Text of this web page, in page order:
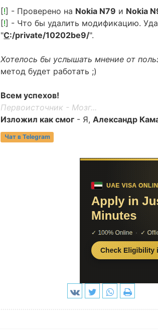
[!] - Проверено на Nokia N79 и Nokia
[!] - Что бы удалить модификацию.
"C:/private/10202be9/".
Хотелось бы услышать мнение от
метод будет работать ;)
Всем успехов!
Первоисточник - Мозг...
Изложил как смог - Я,Александр
Чат в Telegram